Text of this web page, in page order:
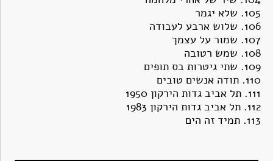
105. שלא יגמר
106. שלוש ארבע לעבודה
107. שמור על עצמך
108. שמש רטובה
109. שתי גיטרות בס תופים
110. תודה אנשים טובים
111. תל אביב גדות הירקון 1950
112. תל אביב גדות הירקון 1983
113. תמיד זה הים